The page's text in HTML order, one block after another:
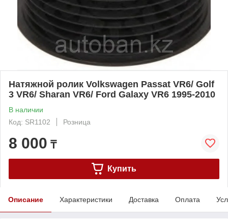
Натяжной ролик Volkswagen Passat VR6/ Golf
3 VR6/ Sharan VR6/ Ford Galaxy VR6 1995-2010
В наличии
Код: SR1102
Розница
8 000 ₸
Купить
Описание Характеристики Доставка Оплата